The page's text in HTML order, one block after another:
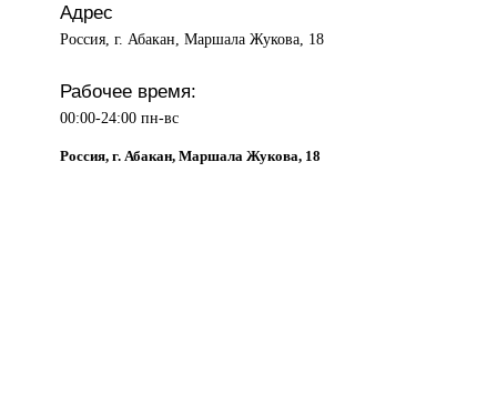
Адрес
Россия, г. Абакан, Маршала Жукова, 18
Рабочее время:
00:00-24:00 пн-вс
Россия, г. Абакан, Маршала Жукова, 18